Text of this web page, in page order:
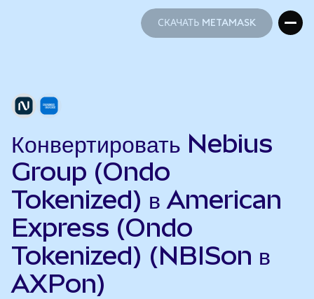
СКАЧАТЬ METAMASK
Конвертировать Nebius
Group (Ondo
Tokenized) в American
Express (Ondo
Tokenized) (NBISon в
AXPon)